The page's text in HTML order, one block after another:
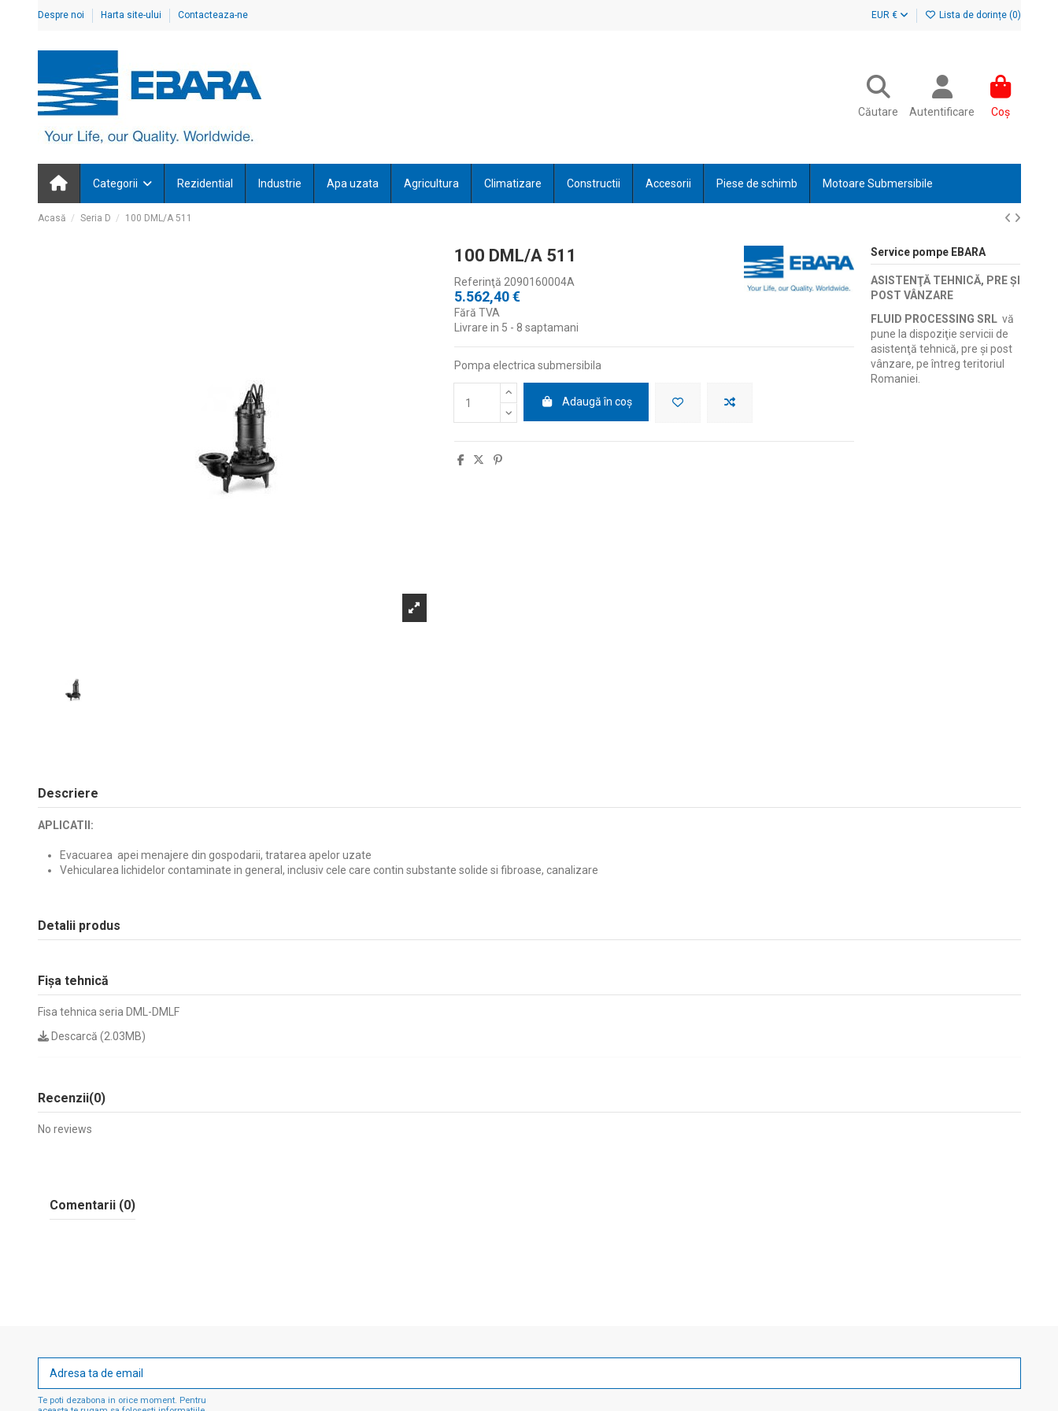
Despre noi Harta site-ului Contacteaza-ne EUR € Lista de dorințe (0)
Căutare Autentificare Coș
Categorii Rezidential Industrie Apa uzata Agricultura Climatizare Constructii Accesorii Piese de schimb Motoare Submersibile
Acasă Seria D 100 DML/A 511
100 DML/A 511
Referinţă 2090160004A
5.562,40 €
Fără TVA
Livrare in 5 - 8 saptamani
Pompa electrica submersibila
Adaugă în coș
Service pompe EBARA
ASISTENŢĂ TEHNICĂ, PRE ŞI
POST VÂNZARE
FLUID PROCESSING SRLvă
pune la dispoziţie servicii de
asistenţă tehnică, pre şi post
vânzare, pe întreg teritoriul
Romaniei.
Descriere
APLICATII:
Evacuarea apei menajere din gospodarii, tratarea apelor uzate
Vehicularea lichidelor contaminate in general, inclusiv cele care contin substante solide si fibroase, canalizare
Detalii produs
Fișa tehnică
Fisa tehnica seria DML-DMLF
Descarcă (2.03MB)
Recenzii(0)
No reviews
Comentarii (0)
Te poti dezabona in orice moment. Pentru